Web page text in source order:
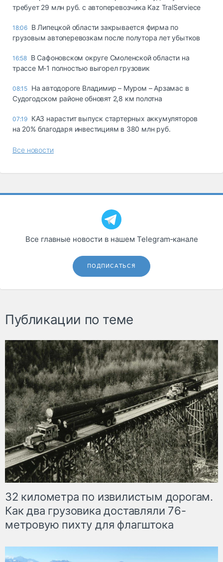
требует 29 млн руб. с автоперевозчика Kaz TralServiece
18:06 В Липецкой области закрывается фирма по
грузовым автоперевозкам после полутора лет убытков
16:58 В Сафоновском округе Смоленской области на
трассе М-1 полностью выгорел грузовик
08:15 На автодороге Владимир – Муром – Арзамас в
Судогодском районе обновят 2,8 км полотна
07:19 КАЗ нарастит выпуск стартерных аккумуляторов
на 20% благодаря инвестициям в 380 млн руб.
Все новости
Все главные новости в нашем Telegram‑канале
ПОДПИСАТЬСЯ
Публикации по теме
32 километра по извилистым дорогам.
Как два грузовика доставляли 76-
метровую пихту для флагштока